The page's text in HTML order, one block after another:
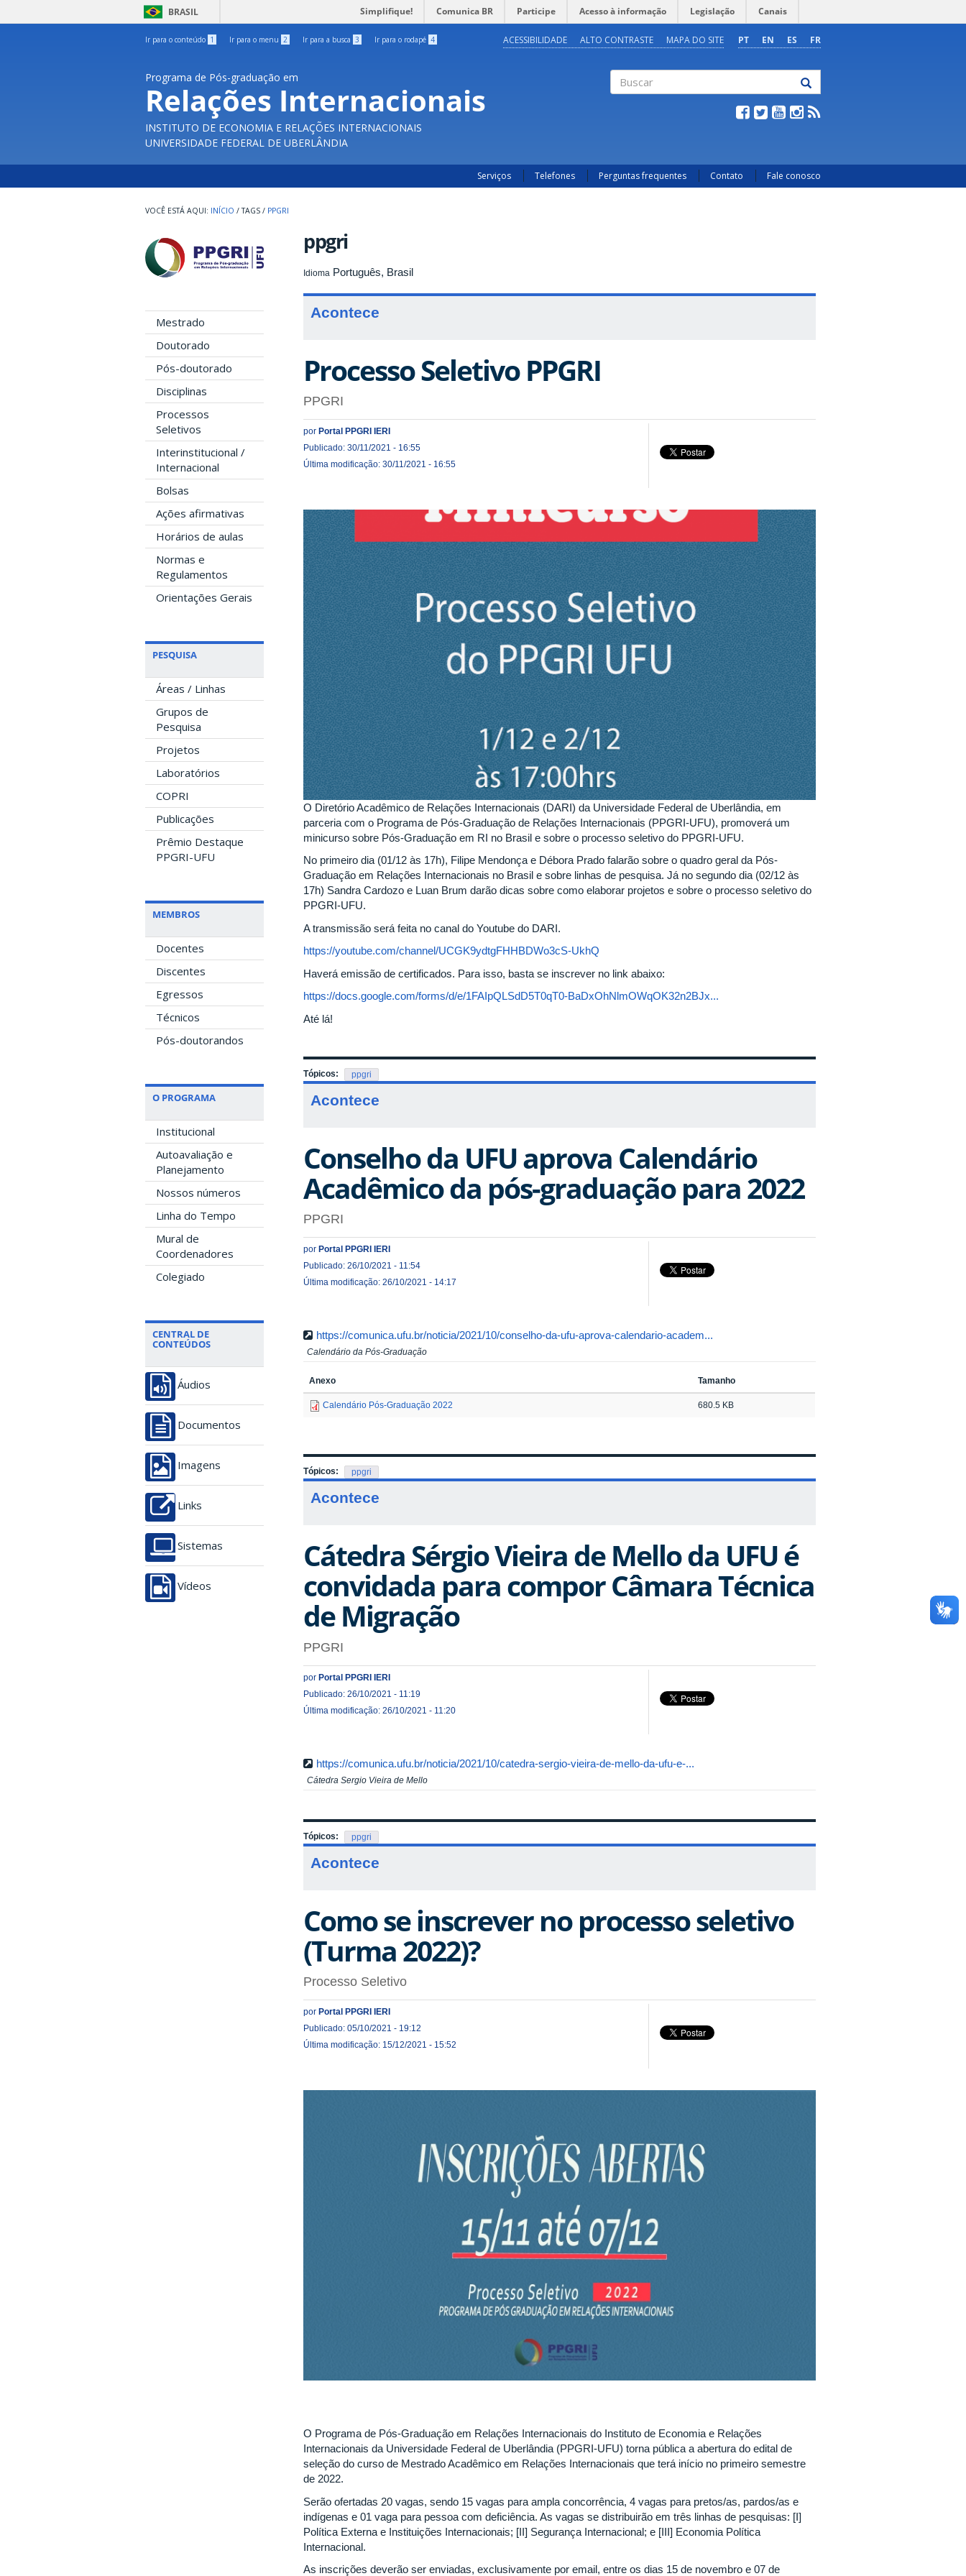
BRASIL Simplifique! Comunica BR Participe Acesso à informação Legislação Canais
Ir para o conteúdo 1 Ir para o menu 2 Ir para a busca 3 Ir para o rodapé 4 PT EN ES FR
ACESSIBILIDADE ALTO CONTRASTE MAPA DO SITE
Programa de Pós-graduação em
Relações Internacionais
INSTITUTO DE ECONOMIA E RELAÇÕES INTERNACIONAIS
UNIVERSIDADE FEDERAL DE UBERLÂNDIA
Serviços Telefones Perguntas frequentes Contato Fale conosco
INÍCIO / TAGS / PPGRI
Mestrado
Doutorado
Pós-doutorado
Disciplinas
Processos
Seletivos
Interinstitucional /
Internacional
Bolsas
Ações afirmativas
Horários de aulas
Normas e
Regulamentos
Orientações Gerais
PESQUISA
Áreas / Linhas
Grupos de
Pesquisa
Projetos
Laboratórios
COPRI
Publicações
Prêmio Destaque
PPGRI-UFU
MEMBROS
Docentes
Discentes
Egressos
Técnicos
Pós-doutorandos
O PROGRAMA
Institucional
Autoavaliação e
Planejamento
Nossos números
Linha do Tempo
Mural de
Coordenadores
Colegiado
CENTRAL DE
CONTEÚDOS
Áudios
Documentos
Imagens
Links
Sistemas
Vídeos
ppgri
Idioma Português, Brasil
Acontece
Processo Seletivo PPGRI
PPGRI
por Portal PPGRI IERI
Publicado: 30/11/2021 - 16:55
Última modificação: 30/11/2021 - 16:55
O Diretório Acadêmico de Relações Internacionais (DARI) da Universidade Federal de Uberlândia, em
parceria com o Programa de Pós-Graduação de Relações Internacionais (PPGRI-UFU), promoverá um
minicurso sobre Pós-Graduação em RI no Brasil e sobre o processo seletivo do PPGRI-UFU.
No primeiro dia (01/12 às 17h), Filipe Mendonça e Débora Prado falarão sobre o quadro geral da Pós-
Graduação em Relações Internacionais no Brasil e sobre linhas de pesquisa. Já no segundo dia (02/12 às
17h) Sandra Cardozo e Luan Brum darão dicas sobre como elaborar projetos e sobre o processo seletivo do
PPGRI-UFU.
A transmissão será feita no canal do Youtube do DARI.
https://youtube.com/channel/UCGK9ydtgFHHBDWo3cS-UkhQ
Haverá emissão de certificados. Para isso, basta se inscrever no link abaixo:
https://docs.google.com/forms/d/e/1FAIpQLSdD5T0qT0-BaDxOhNlmOWqOK32n2BJx...
Até lá!
Tópicos: ppgri
Acontece
Conselho da UFU aprova Calendário
Acadêmico da pós-graduação para 2022
PPGRI
por Portal PPGRI IERI
Publicado: 26/10/2021 - 11:54
Última modificação: 26/10/2021 - 14:17
https://comunica.ufu.br/noticia/2021/10/conselho-da-ufu-aprova-calendario-academ...
Calendário da Pós-Graduação
Anexo Tamanho
Calendário Pós-Graduação 2022 680.5 KB
Tópicos: ppgri
Acontece
Cátedra Sérgio Vieira de Mello da UFU é
convidada para compor Câmara Técnica
de Migração
PPGRI
por Portal PPGRI IERI
Publicado: 26/10/2021 - 11:19
Última modificação: 26/10/2021 - 11:20
https://comunica.ufu.br/noticia/2021/10/catedra-sergio-vieira-de-mello-da-ufu-e-...
Cátedra Sergio Vieira de Mello
Tópicos: ppgri
Acontece
Como se inscrever no processo seletivo
(Turma 2022)?
Processo Seletivo
por Portal PPGRI IERI
Publicado: 05/10/2021 - 19:12
Última modificação: 15/12/2021 - 15:52
O Programa de Pós-Graduação em Relações Internacionais do Instituto de Economia e Relações
Internacionais da Universidade Federal de Uberlândia (PPGRI-UFU) torna pública a abertura do edital de
seleção do curso de Mestrado Acadêmico em Relações Internacionais que terá início no primeiro semestre
de 2022.
Serão ofertadas 20 vagas, sendo 15 vagas para ampla concorrência, 4 vagas para pretos/as, pardos/as e
indígenas e 01 vaga para pessoa com deficiência. As vagas se distribuirão em três linhas de pesquisas: [I]
Política Externa e Instituições Internacionais; [II] Segurança Internacional; e [III] Economia Política
Internacional.
As inscrições deverão ser enviadas, exclusivamente por email, entre os dias 15 de novembro e 07 de